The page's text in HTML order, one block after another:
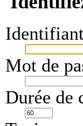
Mot de
Durée de